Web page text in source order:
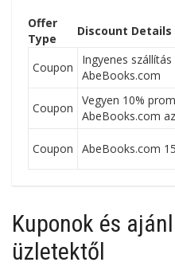
Offer
Type
Discount Details
Coupon
Ingyenes
AbeBooks.com
Coupon
Vegyen 10%
AbeBooks.com
Coupon AbeBooks.com
Kuponok és
üzletektől